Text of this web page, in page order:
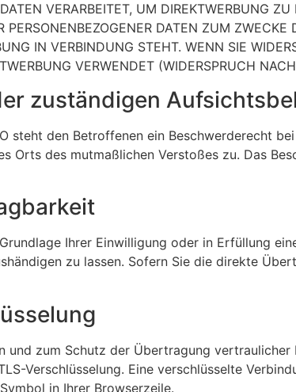
VERARBEITET, UM DIREKTWERBUNG
PERSONENBEZOGENER DATEN ZUM
IN VERBINDUNG STEHT. WENN SIE
VERWENDET (WIDERSPRUCH
zuständigen
steht den Betroffenen ein Beschwerderecht
Orts des mutmaßlichen Verstoßes zu. Das
Ihrer Einwilligung oder in Erfüllung
zu lassen. Sofern Sie die direkte
und zum Schutz der Übertragung
Verschlüsselung. Eine verschlüsselte
in Ihrer Browserzeile.